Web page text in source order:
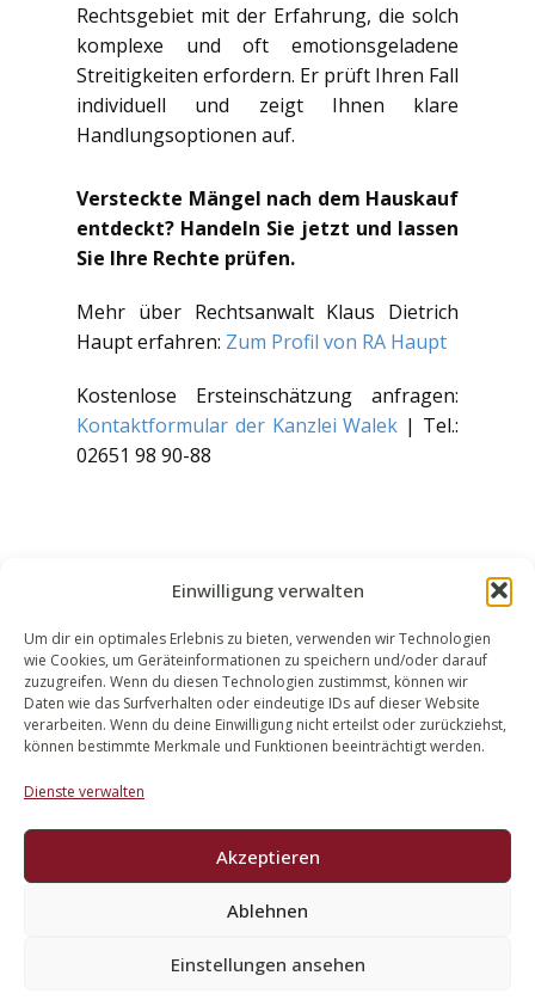
Einwilligung verwalten
Um dir ein optimales Erlebnis zu bieten, verwenden wir Technologien
wie Cookies, um Geräteinformationen zu speichern und/oder darauf
zuzugreifen. Wenn du diesen Technologien zustimmst, können wir
Daten wie das Surfverhalten oder eindeutige IDs auf dieser Website
verarbeiten. Wenn du deine Einwilligung nicht erteilst oder zurückziehst,
können bestimmte Merkmale und Funktionen beeinträchtigt werden.
Dienste verwalten
Akzeptieren
Ablehnen
Einstellungen ansehen
Rechtsgebiet mit der Erfahrung, die solch
komplexe und oft emotionsgeladene
Streitigkeiten erfordern. Er prüft Ihren Fall
individuell und zeigt Ihnen klare
Handlungsoptionen auf.
Versteckte Mängel nach dem Hauskauf
entdeckt? Handeln Sie jetzt und lassen
Sie Ihre Rechte prüfen.
Mehr über Rechtsanwalt Klaus Dietrich
Haupt erfahren: Zum Profil von RA Haupt
Kostenlose Ersteinschätzung anfragen:
Kontaktformular der Kanzlei Walek | Tel.:
02651 98 90-88
WALEK RECHTSANWÄLT​​E
Bachstraße 13
56727 Mayen
02651 98 900
info@walek-rechtsanwaelte.de